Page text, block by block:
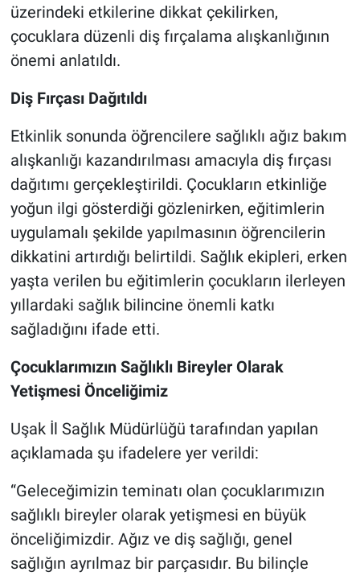
üzerindeki etkilerine dikkat çekilirken,
çocuklara düzenli diş fırçalama alışkanlığının
önemi anlatıldı.
Diş Fırçası Dağıtıldı
Etkinlik sonunda öğrencilere sağlıklı ağız bakım
alışkanlığı kazandırılması amacıyla diş fırçası
dağıtımı gerçekleştirildi. Çocukların etkinliğe
yoğun ilgi gösterdiği gözlenirken, eğitimlerin
uygulamalı şekilde yapılmasının öğrencilerin
dikkatini artırdığı belirtildi. Sağlık ekipleri, erken
yaşta verilen bu eğitimlerin çocukların ilerleyen
yıllardaki sağlık bilincine önemli katkı
sağladığını ifade etti.
Çocuklarımızın Sağlıklı Bireyler Olarak
Yetişmesi Önceliğimiz
Uşak İl Sağlık Müdürlüğü tarafından yapılan
açıklamada şu ifadelere yer verildi:
“Geleceğimizin teminatı olan çocuklarımızın
sağlıklı bireyler olarak yetişmesi en büyük
önceliğimizdir. Ağız ve diş sağlığı, genel
sağlığın ayrılmaz bir parçasıdır. Bu bilinçle